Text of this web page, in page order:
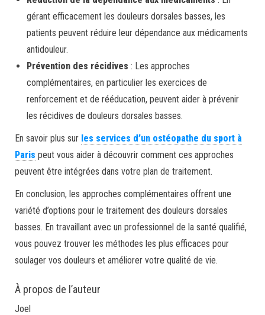
gérant efficacement les douleurs dorsales basses, les
patients peuvent réduire leur dépendance aux médicaments
antidouleur.
Prévention des récidives : Les approches
complémentaires, en particulier les exercices de
renforcement et de rééducation, peuvent aider à prévenir
les récidives de douleurs dorsales basses.
En savoir plus sur les services d’un ostéopathe du sport à
Paris peut vous aider à découvrir comment ces approches
peuvent être intégrées dans votre plan de traitement.
En conclusion, les approches complémentaires offrent une
variété d’options pour le traitement des douleurs dorsales
basses. En travaillant avec un professionnel de la santé qualifié,
vous pouvez trouver les méthodes les plus efficaces pour
soulager vos douleurs et améliorer votre qualité de vie.
À propos de l’auteur
Joel